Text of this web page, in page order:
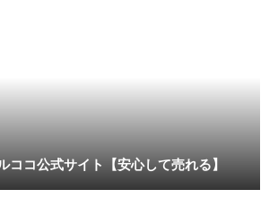
ココ公式サイト【安心して売れる】